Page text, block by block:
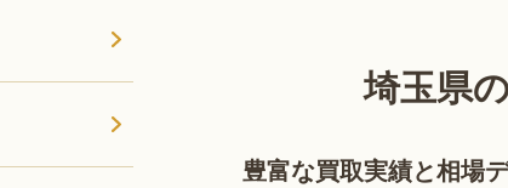
埼玉県
豊富な買取実績と相場